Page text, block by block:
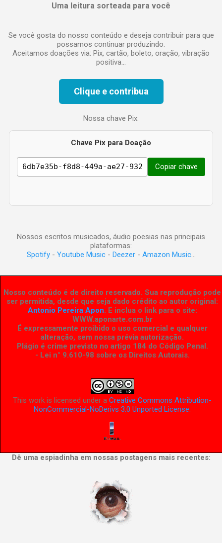
Uma leitura sorteada para você
Se você gosta do nosso conteúdo e deseja contribuir para que
possamos continuar produzindo.
Aceitamos doações via: Pix, cartão, boleto, oração, vibração
positiva...
Clique e contribua
Nossa chave Pix:
Chave Pix para Doação
Copiar chave
Nossos escritos musicados, áudio poesias nas principais
plataformas:
Spotify- Youtube Music- Deezer- Amazon Music...
Nosso conteúdo é de direito reservado. Sua reprodução pode
ser permitida, desde que seja dado crédito ao autor original:
Antonio Pereira Apon. E inclua o link para o site:
WWW.aponarte.com.br
É expressamente proibido o uso comercial e qualquer
alteração, sem nossa prévia autorização.
Plágio é crime previsto no artigo 184 do Código Penal.
- Lei n° 9.610-98 sobre os Direitos Autorais.
This work is licensed under aCreative Commons Attribution-
NonCommercial-NoDerivs 3.0 Unported License
Dê uma espiadinha em nossas postagens mais recentes: